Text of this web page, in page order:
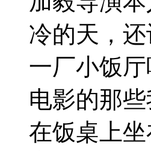
冷的天，
一厂小饭
电影的那
在饭桌上